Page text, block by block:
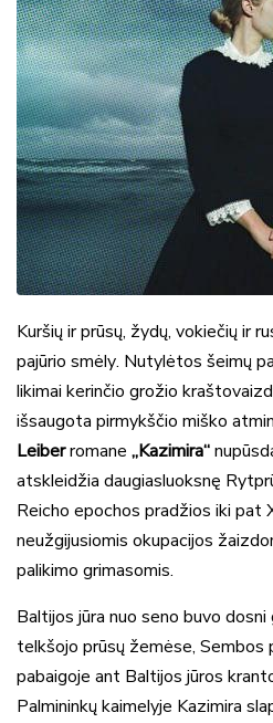
Kuršių ir prūsų, žydų, vokiečių ir
pajūrio smėly. Nutylėtos šeimų
likimai kerinčio grožio
išsaugota pirmykščio miško
Leiberromane „Kazimira“
atskleidžia daugiasluoksnę
Reicho epochos pradžios iki pat
neužgijusiomis okupacijos
palikimo grimasomis.
Baltijos jūra nuo seno buvo
telkšojo prūsų žemėse, Sembos
pabaigoje ant Baltijos jūros
Palmininkų kaimelyje Kazimira